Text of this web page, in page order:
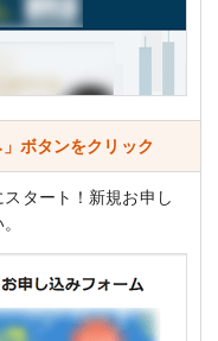
ボタンをクリック
スタート！新規お申し